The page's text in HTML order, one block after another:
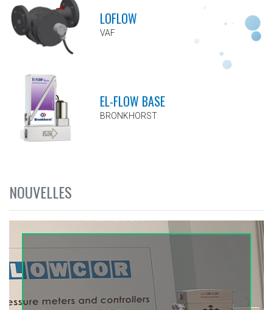
LOFLOW
VAF
EL-FLOW BASE
BRONKHORST
NOUVELLES